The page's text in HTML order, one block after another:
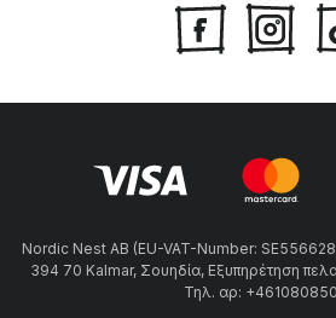
Nordic Nest AB (EU-VAT-Number:
394 70 Kalmar, Σουηδία, Εξυπηρέτηση
Τηλ. αρ: